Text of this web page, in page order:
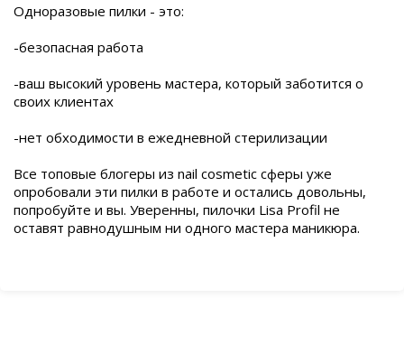
Одноразовые пилки - это:
-безопасная работа
-ваш высокий уровень мастера, который заботится о
своих клиентах
-нет обходимости в ежедневной стерилизации
Все топовые блогеры из nail cosmetic сферы уже
опробовали эти пилки в работе и остались довольны,
попробуйте и вы. Уверенны, пилочки Lisa Profil не
оставят равнодушным ни одного мастера маникюра.